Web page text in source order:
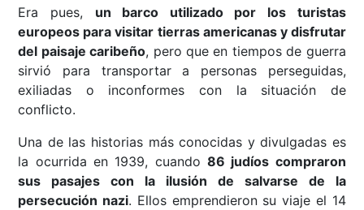
Era pues, un barco utilizado por los turistas
europeos para visitar tierras americanas y disfrutar
del paisaje caribeño, pero que en tiempos de guerra
sirvió para transportar a personas perseguidas,
exiliadas o inconformes con la situación de
conflicto.
Una de las historias más conocidas y divulgadas es
la ocurrida en 1939, cuando 86 judíos compraron
sus pasajes con la ilusión de salvarse de la
persecución nazi. Ellos emprendieron su viaje el 14